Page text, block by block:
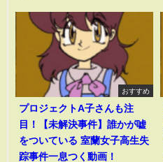
おすすめ
プロジェクトA子さんも注
目！【未解決事件】誰かが嘘
をついている 室蘭女子高生失
踪事件一息つく動画！